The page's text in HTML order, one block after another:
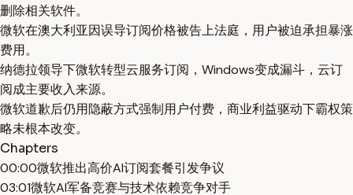
删除相关软件。
微软在澳大利亚因误导订阅价格被告上法庭，用户被迫承担暴涨
费用。
纳德拉领导下微软转型云服务订阅，Windows变成漏斗，云订
阅成主要收入来源。
微软道歉后仍用隐蔽方式强制用户付费，商业利益驱动下霸权策
略未根本改变。
Chapters
00:00微软推出高价AI订阅套餐引发争议
03:01微软AI军备竞赛与技术依赖竞争对手